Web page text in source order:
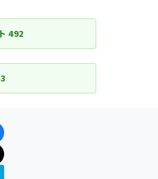
492
シェアする
ポストする